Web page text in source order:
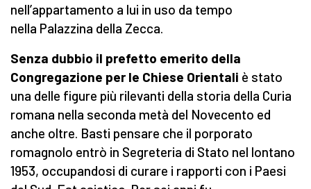
nell’appartamento a lui in uso da tempo
nella Palazzina della Zecca.
Senza dubbio il prefetto emerito della
Congregazione per le Chiese Orientali è stato
una delle figure più rilevanti della storia della Curia
romana nella seconda metà del Novecento ed
anche oltre. Basti pensare che il porporato
romagnolo entrò in Segreteria di Stato nel lontano
1953, occupandosi di curare i rapporti con i Paesi